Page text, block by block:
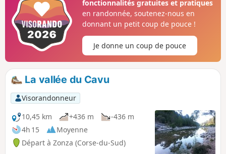
Sardaigne.
fonctionnalités gratuites et pratiques
en randonnée, soutenez-nous en
donnant un petit coup de pouce !
Je donne un coup de pouce
La vallée du Cavu
Visorandonneur
10,45 km
+436 m
-436 m
4h 15
Moyenne
Départ à Zonza (Corse-du-Sud)